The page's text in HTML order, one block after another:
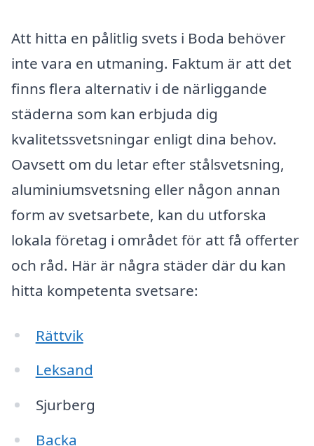
Att hitta en pålitlig svets i Boda behöver
inte vara en utmaning. Faktum är att det
finns flera alternativ i de närliggande
städerna som kan erbjuda dig
kvalitetssvetsningar enligt dina behov.
Oavsett om du letar efter stålsvetsning,
aluminiumsvetsning eller någon annan
form av svetsarbete, kan du utforska
lokala företag i området för att få offerter
och råd. Här är några städer där du kan
hitta kompetenta svetsare:
Rättvik
Leksand
Sjurberg
Backa